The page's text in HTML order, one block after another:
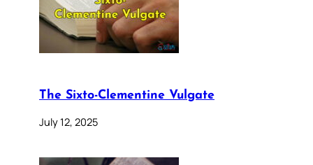
The Sixto-Clementine Vulgate
July 12, 2025